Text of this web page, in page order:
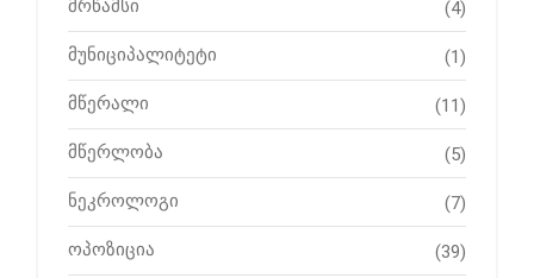
მრწამსი (4)
მუნიციპალიტეტი (1)
მწერალი (11)
მწერლობა (5)
ნეკროლოგი (7)
ოპოზიცია (39)